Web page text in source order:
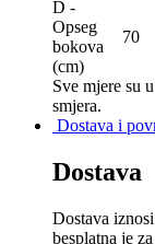
D -
Opseg
bokova
(сm)
70
Sve mjere su
smjera.
Dostava i
Dostava
Dostava
besplatna je